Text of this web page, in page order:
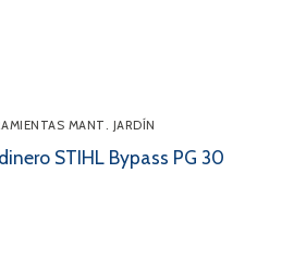
MANT. JARDÍN
STIHL Bypass PG 30